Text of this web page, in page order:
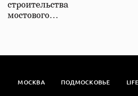
строительства
мостового…
МОСКВА ПОДМОСКОВЬЕ